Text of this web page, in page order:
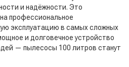
и надёжности. Это
профессиональное
эксплуатацию в самых сложных
и долговечное устройство
— пылесосы 100 литров станут